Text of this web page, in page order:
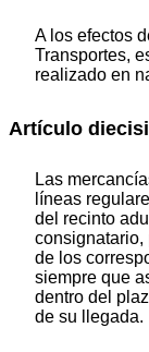
A los efectos
Transportes,
realizado en
Artículo
Las
líneas
del recinto
consignatario,
de los
siempre que
dentro del
de su llegada.